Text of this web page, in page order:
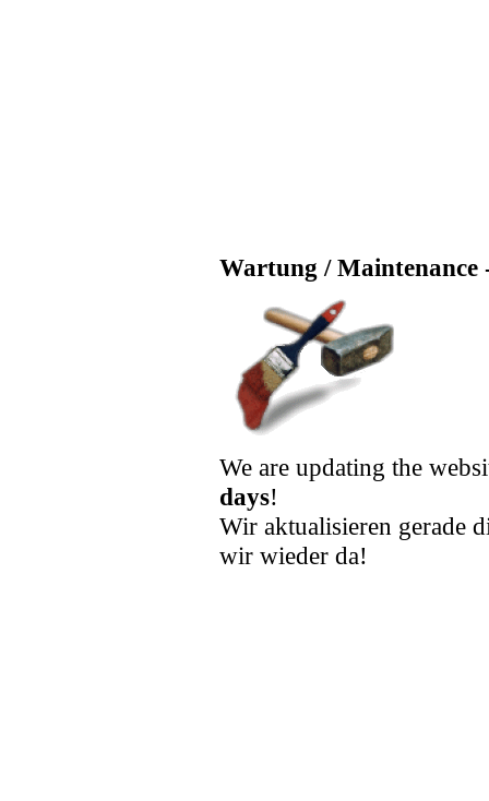
Wartung / Maintenance
We are updating the
days!
Wir aktualisieren gerade
wir wieder da!